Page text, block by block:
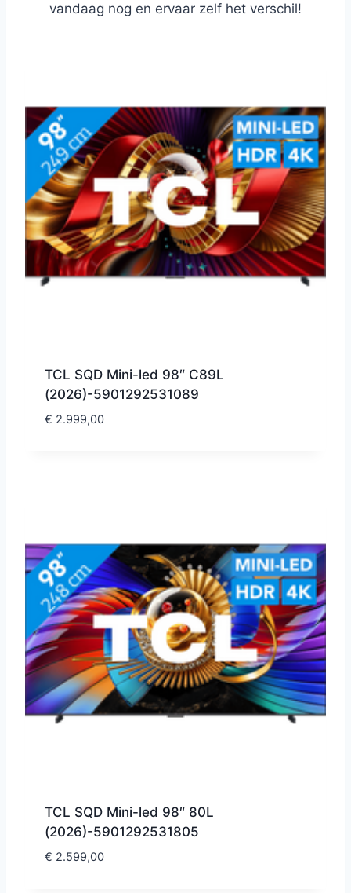
vandaag nog en ervaar zelf het verschil!
TCL SQD Mini-led 98″ C89L
(2026)-5901292531089
€ 2.999,00
TCL SQD Mini-led 98″ 80L
(2026)-5901292531805
€ 2.599,00